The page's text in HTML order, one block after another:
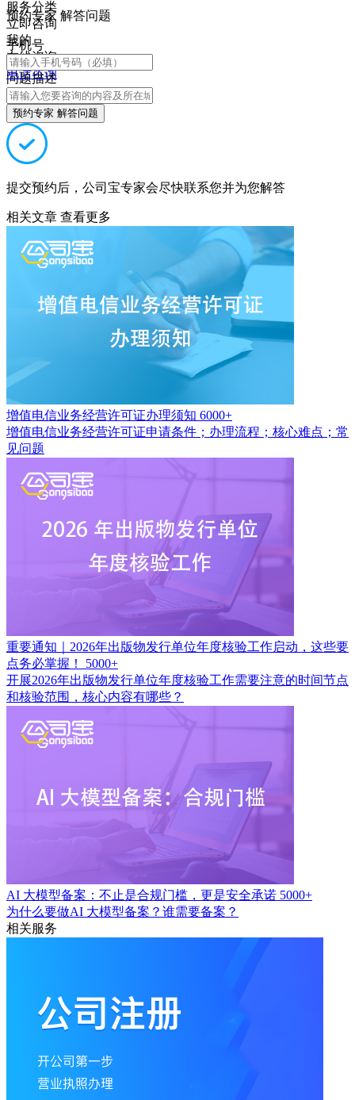
服务分类
立即咨询
我的
在线咨询
电话咨询
预约专家 解答问题
手机号
问题描述
预约专家 解答问题
提交预约后，公司宝专家会尽快联系您并为您解答
相关文章 查看更多
增值电信业务经营许可证办理须知 6000+
增值电信业务经营许可证申请条件；办理流程；核心难点；常
见问题
重要通知｜2026年出版物发行单位年度核验工作启动，这些要
点务必掌握！
5000+
开展2026年出版物发行单位年度核验工作需要注意的时间节点
和核验范围，核心内容有哪些？
AI 大模型备案：不止是合规门槛，更是安全承诺 5000+
为什么要做AI 大模型备案？谁需要备案？
相关服务